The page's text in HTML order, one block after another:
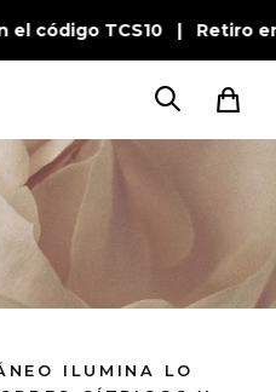
código TCS10 | Retiro
ILUMINA LO